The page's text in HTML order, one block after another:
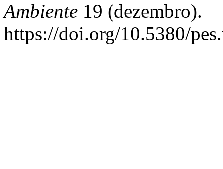
Ambiente 19 (dezembro).
https://doi.org/10.5380/